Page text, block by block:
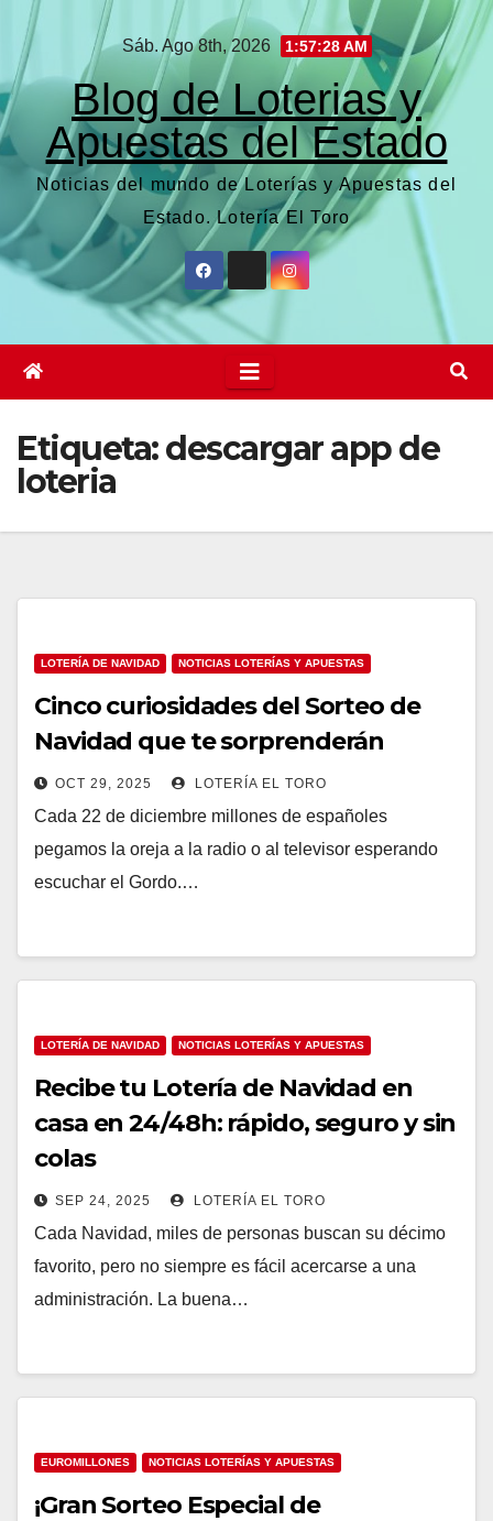
Saltar
contenido
Sáb. Ago 8th, 2026 1:57:29 AM
Blog de Loterias y
Apuestas del Estado
Noticias del mundo de Loterías y Apuestas del
Estado. Lotería El Toro
Etiqueta:descargar app de
loteria
LOTERÍA DE NAVIDAD NOTICIAS LOTERÍAS Y APUESTAS
Cinco curiosidades del Sorteo de
Navidad que te sorprenderán
OCT 29, 2025 LOTERÍA EL TORO
Cada 22 de diciembre millones de españoles
pegamos la oreja a la radio o al televisor esperando
escuchar el Gordo.…
LOTERÍA DE NAVIDAD NOTICIAS LOTERÍAS Y APUESTAS
Recibe tu Lotería de Navidad en
casa en 24/48h: rápido, seguro y sin
colas
SEP 24, 2025 LOTERÍA EL TORO
Cada Navidad, miles de personas buscan su décimo
favorito, pero no siempre es fácil acercarse a una
administración. La buena…
EUROMILLONES NOTICIAS LOTERÍAS Y APUESTAS
¡Gran Sorteo Especial de